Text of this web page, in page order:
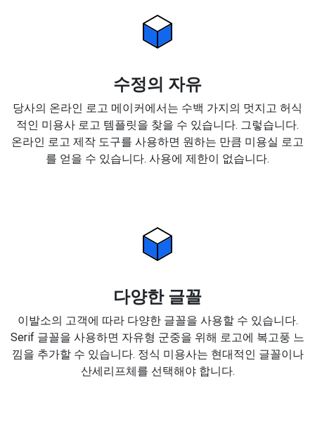
수정의 자유
당사의 온라인 로고 메이커에서는 수백 가지의 멋지고 허식
적인 미용사 로고 템플릿을 찾을 수 있습니다. 그렇습니다.
온라인 로고 제작 도구를 사용하면 원하는 만큼 미용실 로고
를 얻을 수 있습니다. 사용에 제한이 없습니다.
다양한 글꼴
이발소의 고객에 따라 다양한 글꼴을 사용할 수 있습니다.
Serif 글꼴을 사용하면 자유형 군중을 위해 로고에 복고풍 느
낌을 추가할 수 있습니다. 정식 미용사는 현대적인 글꼴이나
산세리프체를 선택해야 합니다.